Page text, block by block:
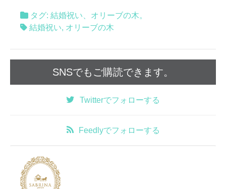
タグ: 結婚祝い オリーブの木。
結婚祝い, オリーブの木
SNSでもご購読できます。
Twitterでフォローする
Feedlyでフォローする